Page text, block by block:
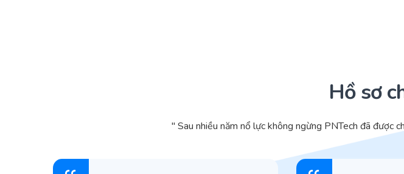
Hồ sơ
" Sau nhiều năm nổ lực không ngừng PNTech đã được